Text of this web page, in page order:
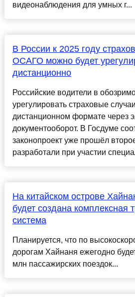
видеонаблюдения для умных г...
В России к 2025 году
ОСАГО можно будет
дистанционно
Российские водители в
урегулировать страховые
дистанционном формате через
документооборот. В Госдуме
законопроект уже прошёл
разработали при участии
На китайском острове
будет создана комплексная
система
Планируется, что по
дорогам Хайнаня ежегодно
млн пассажирских поездок...